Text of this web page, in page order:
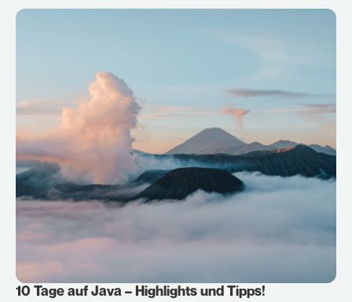
10 Tage auf Java – Highlights und Tipps!
bestimmte Cookies auswählen.
Alle akzeptieren Speichern
Ablehnen
Zurück
Essenziell (2)
Funktionen und sind für die einwandfreie Funktion der
Website erforderlich.